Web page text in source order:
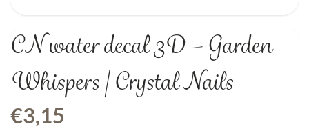
CN water decal 3D – Garden
Whispers | Crystal Nails
€3,15